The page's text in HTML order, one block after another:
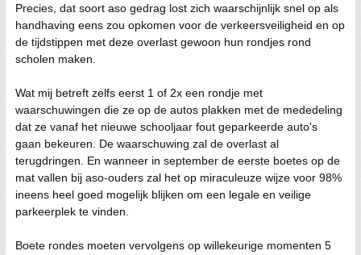
Precies, dat soort aso gedrag lost zich waarschijnlijk snel op als
handhaving eens zou opkomen voor de verkeersveiligheid en op
de tijdstippen met deze overlast gewoon hun rondjes rond
scholen maken.
Wat mij betreft zelfs eerst 1 of 2x een rondje met
waarschuwingen die ze op de autos plakken met de mededeling
dat ze vanaf het nieuwe schooljaar fout geparkeerde auto's
gaan bekeuren. De waarschuwing zal de overlast al
terugdringen. En wanneer in september de eerste boetes op de
mat vallen bij aso-ouders zal het op miraculeuze wijze voor 98%
ineens heel goed mogelijk blijken om een legale en veilige
parkeerplek te vinden.
Boete rondes moeten vervolgens op willekeurige momenten 5